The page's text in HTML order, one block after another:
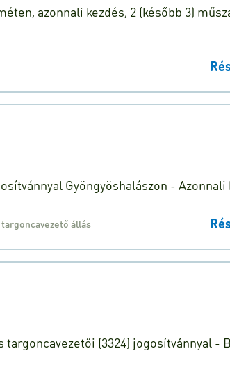
azonnali kezdés, 2 (később 3)
Gyöngyöshalászon - Azonnali
,targoncavezető állás
(3324) jogosítvánnyal -